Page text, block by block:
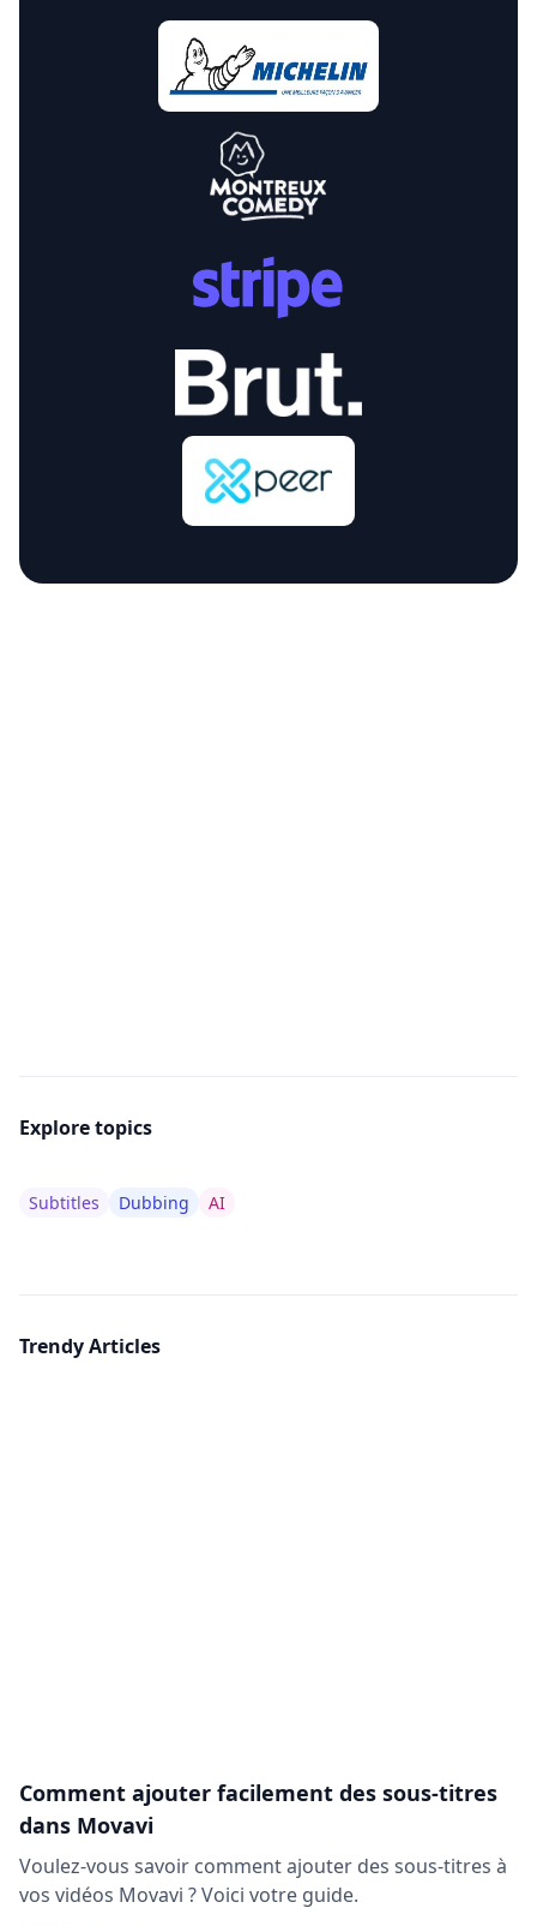
Explore topics
Subtitles Dubbing AI
Trendy Articles
Comment ajouter facilement des sous-titres
dans Movavi
Voulez-vous savoir comment ajouter des sous-titres à
vos vidéos Movavi ? Voici votre guide.